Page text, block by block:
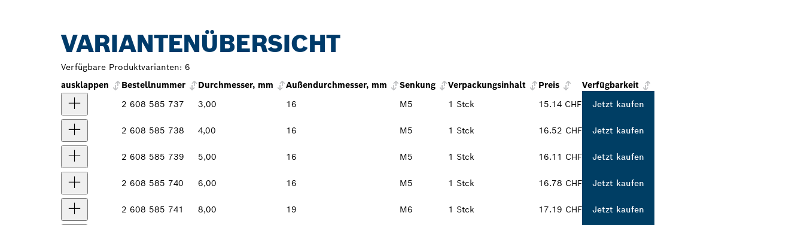
VARIANTENÜBERSICHT
Verfügbare Produktvarianten: 6
ausklappen
Bestellnummer Durchmesser, mm Außendurchmesser, mm Senkung Verpackungsinhalt Preis
Verfügbarkeit
2 608 585 737
3,00 16 M5 1 Stck 15.14 CHF Jetzt kaufen
2 608 585 738 4,00 16 M5 1 Stck 16.52 CHF Jetzt kaufen
2 608 585 739 5,00 16 M5 1 Stck 16.11 CHF Jetzt kaufen
2 608 585 740 6,00 16 M5 1 Stck 16.78 CHF Jetzt kaufen
2 608 585 741 8,00 19 M6 1 Stck 17.19 CHF Jetzt kaufen